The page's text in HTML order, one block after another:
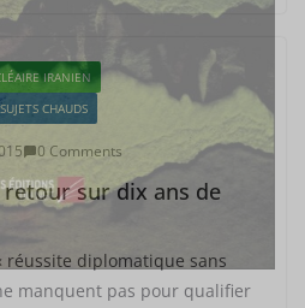
IRANIEN
SUJETS CHAUDS
0 Comments
sur dix ans de
réussite diplomatique sans
manquent pas pour qualifier